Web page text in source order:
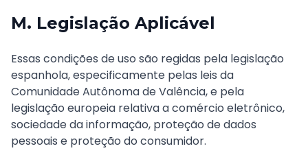
M. Legislação Aplicável
Essas condições de uso são regidas pela legislação
espanhola, especificamente pelas leis da
Comunidade Autônoma de Valência, e pela
legislação europeia relativa a comércio eletrônico,
sociedade da informação, proteção de dados
pessoais e proteção do consumidor.